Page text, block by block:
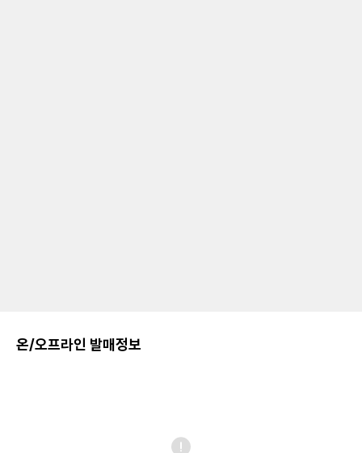
온/오프라인 발매정보